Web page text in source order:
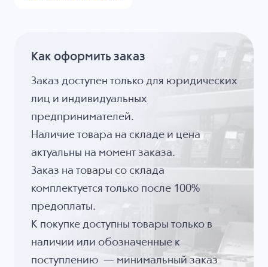
Как оформить заказ
Заказ доступен только для юридических
лиц и индивидуальных
предпринимателей.
Наличие товара на складе и цена
актуальны на момент заказа.
Заказ на товары со склада
комплектуется только после 100%
предоплаты.
К покупке доступны товары только в
наличии или обозначенные к
поступлению — минимальный заказ